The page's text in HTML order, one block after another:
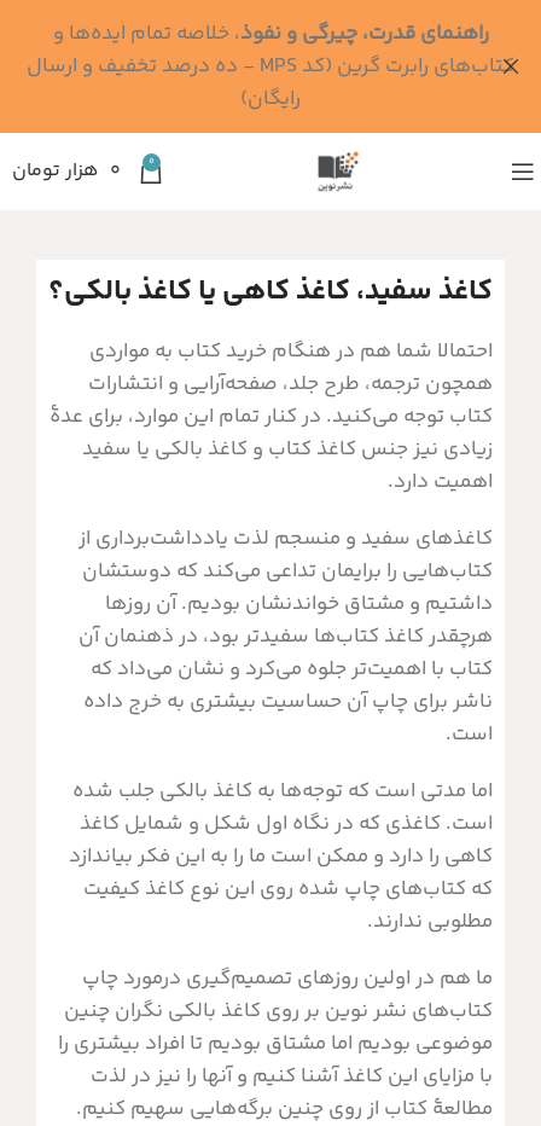
0 ۰ هزار تومان
کاغذ سفید، کاغذ کاهی یا کاغذ بالکی؟
احتمالا شما هم در هنگام خرید کتاب به مواردی
همچون ترجمه، طرح جلد، صفحه‌آرایی و انتشارات
کتاب توجه می‌کنید. در کنار تمام این موارد، برای عدۀ
زیادی نیز جنس کاغذ کتاب و کاغذ بالکی یا سفید
اهمیت دارد.
کاغذهای سفید و منسجم لذت یادداشت‌برداری از
کتاب‌هایی را برایمان تداعی می‌کند که دوستشان
داشتیم و مشتاق خواندنشان بودیم. آن روزها
هرچقدر کاغذ کتاب‌ها سفیدتر بود، در ذهنمان آن
کتاب با اهمیت‌تر جلوه می‌کرد و نشان می‌داد که
ناشر برای چاپ آن حساسیت بیشتری به خرج داده
است.
اما مدتی است که توجه‌ها به کاغذ بالکی جلب شده
است. کاغذی که در نگاه اول شکل و شمایل کاغذ
کاهی را دارد و ممکن است ما را به این فکر بیاندازد
که کتاب‌های چاپ شده روی این نوع کاغذ کیفیت
مطلوبی ندارند.
ما هم در اولین روزهای تصمیم‌گیری درمورد چاپ
کتاب‌های نشر نوین بر روی کاغذ بالکی نگران چنین
موضوعی بودیم اما مشتاق بودیم تا افراد بیشتری را
با مزایای این کاغذ آشنا کنیم و آنها را نیز در لذت
مطالعۀ کتاب از روی چنین برگه‌هایی سهیم کنیم.
راهنمای قدرت، چیرگی و نفوذ، خلاصه تمام ایده‌ها و
کتاب‌های رابرت گرین (کد MPS - ده درصد تخفیف و ارسال
رایگان)